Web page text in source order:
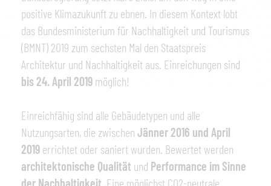
positive Klimazukunft zu ebnen. In diesem Kontext lobt
das Bundesministerium für Nachhaltigkeit und Tourismus
(BMNT) 2019 zum sechsten Mal den Staatspreis
Architektur und Nachhaltigkeit aus. Einreichungen sind
bis 24. April 2019 möglich!
Einreichfähig sind alle Gebäudetypen und alle
Nutzungsarten, die zwischen Jänner 2016 und April
2019 errichtet oder saniert wurden. Bewertet werden
architektonische Qualität und Performance im Sinne